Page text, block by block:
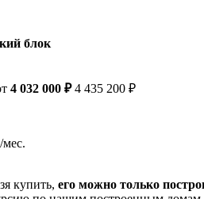
блок
4 032 000 ₽ 4 435 200 ₽
мес.
купить, его можно только